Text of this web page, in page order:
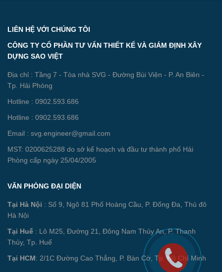
LIÊN HỆ VỚI CHÚNG TÔI
CÔNG TY CỔ PHẦN TƯ VẤN THIẾT KẾ VÀ GIÁM ĐỊNH XÂY
DỰNG SAO VIỆT
Địa chỉ : Tầng 7 - Tòa nhà SVG - Đường Bùi Viện - P. An Biên -
Tp. Hải Phòng
Hotline : 0902.593.686
Hotline : 0902.593.686
Email : svg.engineer@gmail.com
MST: 0200625288 do sở kế hoạch và đầu tư thành phố Hải
Phòng cấp ngày 25/04/2005
VĂN PHÒNG ĐẠI DIỆN
Tại Hà Nội : Số 9, Ngõ 81 Phố Hoàng Cầu, P. Đống Đa, Thủ đô
Hà Nội
Tại Huế : Lô M25, Đường 21, Đông Nam Thủy An, P. Thanh
Thủy, Tp. Huế
Tại HCM: 2/1C Đường Cao Thắng, P. Bàn Cờ, Tp. Hồ Chí Minh